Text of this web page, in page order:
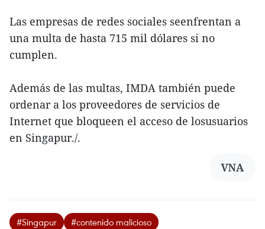
Las empresas de redes sociales seenfrentan a
una multa de hasta 715 mil dólares si no
cumplen.
Además de las multas, IMDA también puede
ordenar a los proveedores de servicios de
Internet que bloqueen el acceso de losusuarios
en Singapur./.
VNA
#Singapur
#contenido malicioso